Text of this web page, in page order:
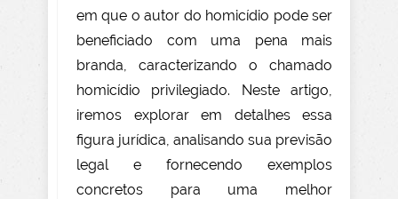
em que o autor do homicídio pode ser
beneficiado com uma pena mais
branda, caracterizando o chamado
homicídio privilegiado. Neste artigo,
iremos explorar em detalhes essa
figura jurídica, analisando sua previsão
legal e fornecendo exemplos
concretos para uma melhor